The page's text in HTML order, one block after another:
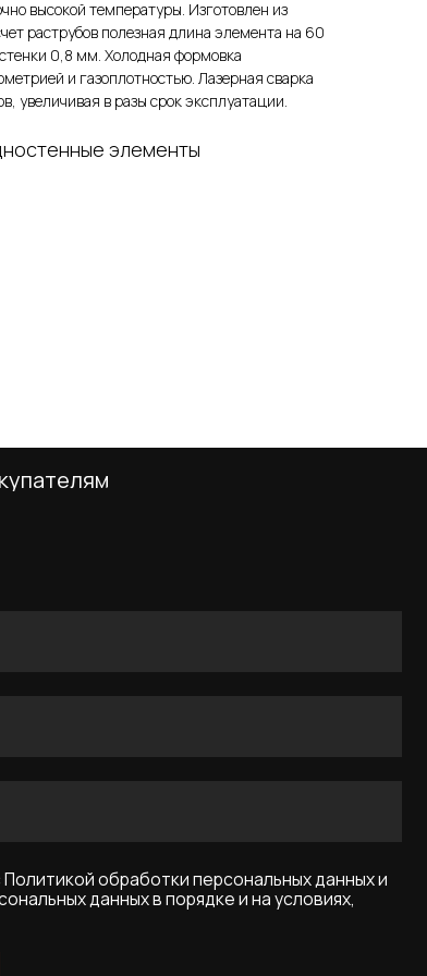
высокой температуры. Изготовлен из
раструбов полезная длина элемента на 60
0,8 мм. Холодная формовка
и газоплотностью. Лазерная сварка
увеличивая в разы срок эксплуатации.
элементы
персональных данных и